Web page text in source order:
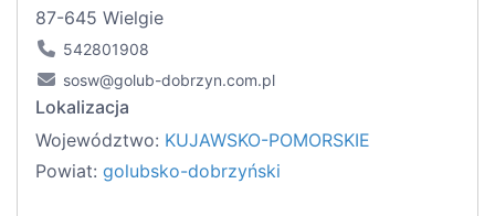
87-645 Wielgie
542801908
sosw@golub-dobrzyn.com.pl
Lokalizacja
Województwo: KUJAWSKO-POMORSKIE
Powiat: golubsko-dobrzyński